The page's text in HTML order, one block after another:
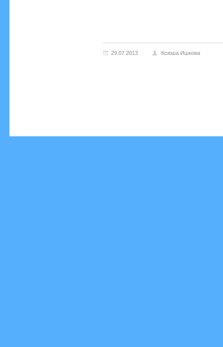
29.07.2013 Ксюша Ишкова